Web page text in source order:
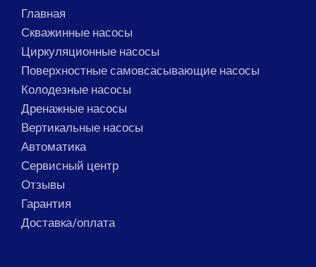
Главная
Скважинные насосы
Циркуляционные насосы
Поверхностные самовсасывающие насосы
Колодезные насосы
Дренажные насосы
Вертикальные насосы
Автоматика
Сервисный центр
Отзывы
Гарантия
Доставка/оплата